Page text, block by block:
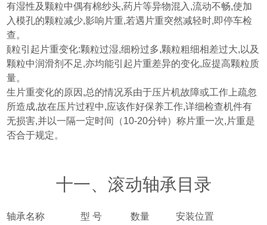
有湿性及 颗粒中偶有棉纱头,药片等异物混入 ,流动不畅,使加
入模孔的颗粒减少,影响片重,若遇片重突然减轻时,即停车检
查。
颗粒引起片重变化:颗粒过湿,细粉过多,颗粒粗细相差过大, 以及
颗粒中润滑剂不足,亦均能引起片重差异的变化,应提高颗粒质
量。
生片重变化的原因 ,总的情况系由于压片机故障或工作上疏忽
所造成,故在压片过程中,应该作好保养工作,详细检查机件有
无损害,并以一隔一定时间 （10-20分钟）称片重一次, 片重是
否合于规定。
十一、滚动轴承目录
轴承名称 型 号 数量
安装位置